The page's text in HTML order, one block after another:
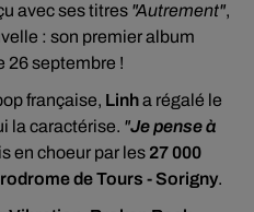
avec ses titres "Autrement",
: son premier album
26 septembre !
française, Linha régalé le
la caractérise. "Je pense à
en choeur par les 27 000
de Tours - Sorigny.